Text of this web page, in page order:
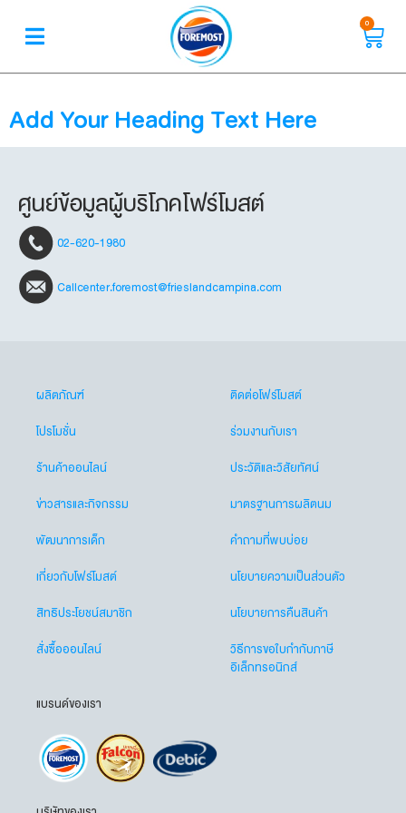
0
Add Your Heading Text Here
ศูนย์ข้อมูลผู้บริโภคโฟร์โมสต์
02-620-1980
Callcenter.foremost@frieslandcampina.com
ผลิตภัณฑ์
โปรโมชั่น
ร้านค้าออนไลน์
ข่าวสารและกิจกรรม
พัฒนาการเด็ก
เกี่ยวกับโฟร์โมสต์
สิทธิประโยชน์สมาชิก
สั่งซื้อออนไลน์
ติดต่อโฟร์โมสต์
ร่วมงานกับเรา
ประวัติและวิสัยทัศน์
มาตรฐานการผลิตนม
คำถามที่พบบ่อย
นโยบายความเป็นส่วนตัว
นโยบายการคืนสินค้า
วิธีการขอใบกำกับภาษี
อิเล็กทรอนิกส์
แบรนด์ของเรา